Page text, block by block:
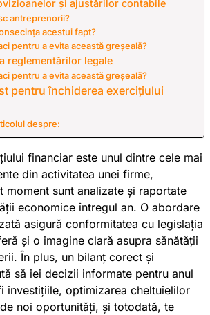
și ajustărilor contabile
antreprenorii?
acestui fapt?
pentru a evita această greșeală?
reglementărilor legale
pentru a evita această greșeală?
pentru închiderea exercițiului
despre:
financiar este unul dintre cele mai
din activitatea unei firme,
moment sunt analizate și raportate
economice întregul an. O abordare
asigură conformitatea cu legislația
și o imagine clară asupra sănătății
În plus, un bilanț corect și
să iei decizii informate pentru anul
investițiile, optimizarea cheltuielilor
noi oportunități, și totodată, te